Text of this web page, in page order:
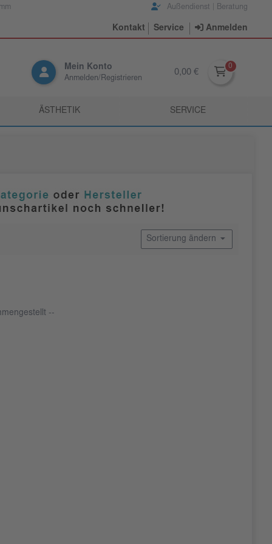
Außendienst | Beratung
Kontakt Service Anmelden
Mein Konto
Anmelden/Registrieren
0,00 €
ÄSTHETIK SERVICE
Sortierung ändern
--